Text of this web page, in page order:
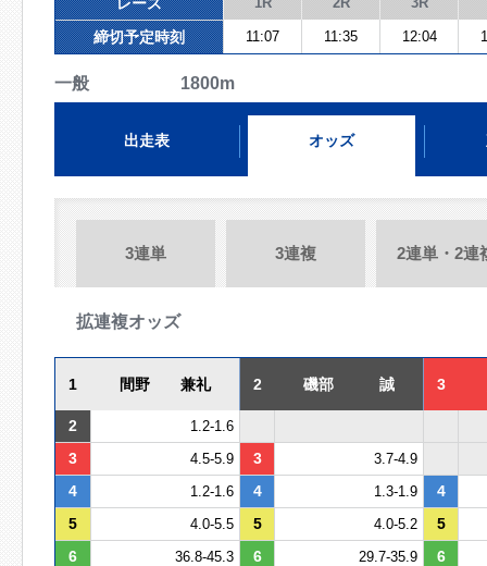
締切予定時刻 11:07 11:35 12:04
一般 1800m
出走表 オッズ
3連単 3連複 2連単・2連
拡連複オッズ
1 間野 兼礼 2 磯部 誠 3
2 1.2-1.6
3 4.5-5.9 3 3.7-4.9
4 1.2-1.6 4 1.3-1.9
4
5
4.0-5.5 5 4.0-5.2
5
6
36.8-45.3 6 29.7-35.9 6